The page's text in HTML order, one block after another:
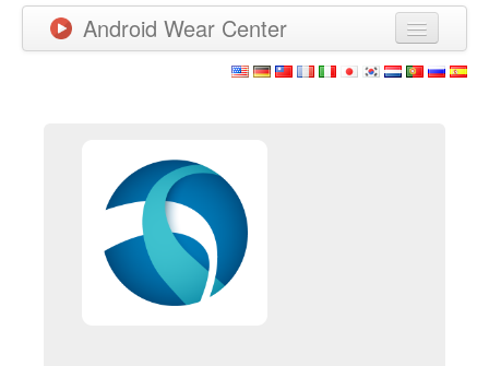
Android Wear Center
New Releases
Watchfaces